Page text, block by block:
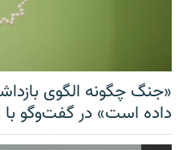
«جنگ چگونه الگوی
داده است» در گفت‌وگو با